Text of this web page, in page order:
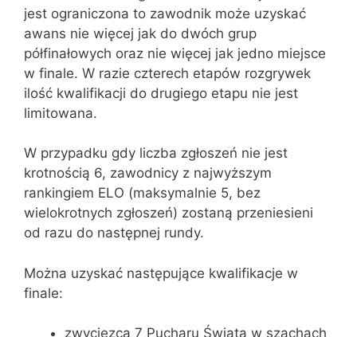
jest ograniczona to zawodnik może uzyskać
awans nie więcej jak do dwóch grup
półfinałowych oraz nie więcej jak jedno miejsce
w finale. W razie czterech etapów rozgrywek
ilość kwalifikacji do drugiego etapu nie jest
limitowana.
W przypadku gdy liczba zgłoszeń nie jest
krotnością 6, zawodnicy z najwyższym
rankingiem ELO (maksymalnie 5, bez
wielokrotnych zgłoszeń) zostaną przeniesieni
od razu do następnej rundy.
Można uzyskać następujące kwalifikacje w
finale:
zwycięzca 7 Pucharu Świata w szachach